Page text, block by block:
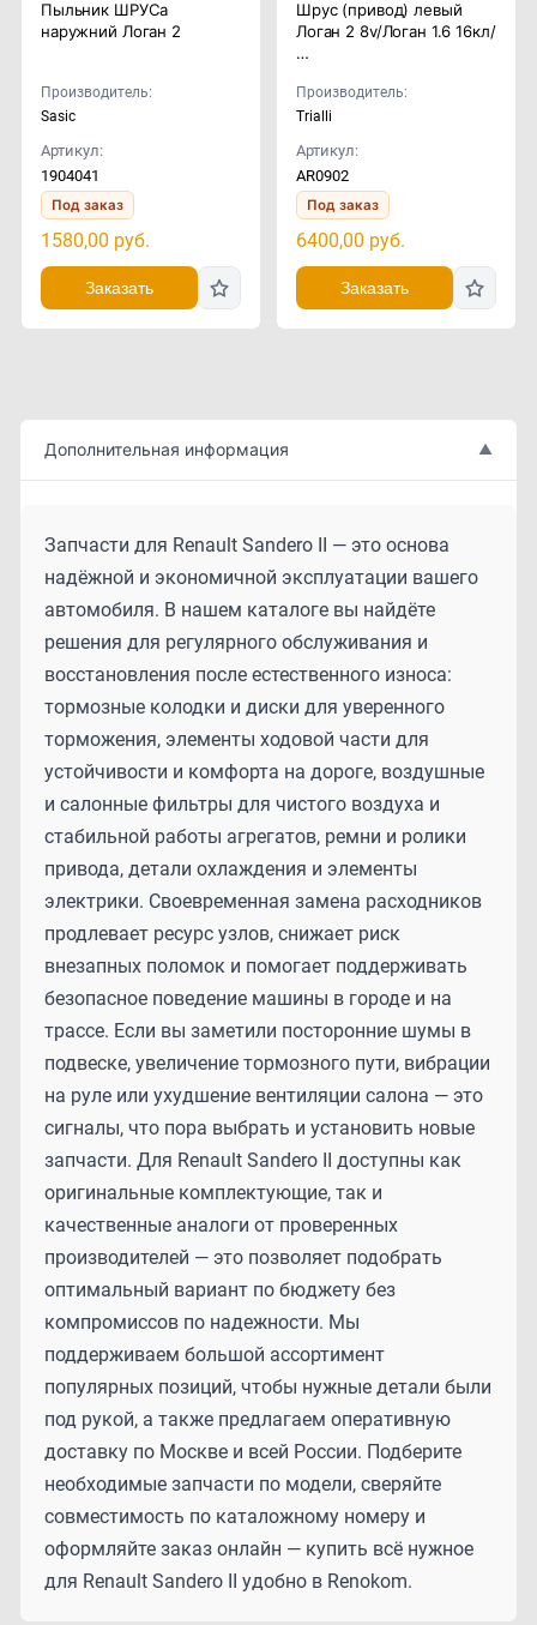
Пыльник ШРУСа
наружний Логан 2
Производитель:
Sasic
Артикул:
1904041
Под заказ
1580,00 руб.
Заказать
Шрус (привод) левый
Логан 2 8v/Логан 1.6 16кл/
…
Производитель:
Trialli
Артикул:
AR0902
Под заказ
6400,00 руб.
Заказать
Дополнительная информация ▲
Запчасти для Renault Sandero II — это основа
надёжной и экономичной эксплуатации вашего
автомобиля. В нашем каталоге вы найдёте
решения для регулярного обслуживания и
восстановления после естественного износа:
тормозные колодки и диски для уверенного
торможения, элементы ходовой части для
устойчивости и комфорта на дороге, воздушные
и салонные фильтры для чистого воздуха и
стабильной работы агрегатов, ремни и ролики
привода, детали охлаждения и элементы
электрики. Своевременная замена расходников
продлевает ресурс узлов, снижает риск
внезапных поломок и помогает поддерживать
безопасное поведение машины в городе и на
трассе. Если вы заметили посторонние шумы в
подвеске, увеличение тормозного пути, вибрации
на руле или ухудшение вентиляции салона — это
сигналы, что пора выбрать и установить новые
запчасти. Для Renault Sandero II доступны как
оригинальные комплектующие, так и
качественные аналоги от проверенных
производителей — это позволяет подобрать
оптимальный вариант по бюджету без
компромиссов по надежности. Мы
поддерживаем большой ассортимент
популярных позиций, чтобы нужные детали были
под рукой, а также предлагаем оперативную
доставку по Москве и всей России. Подберите
необходимые запчасти по модели, сверяйте
совместимость по каталожному номеру и
оформляйте заказ онлайн — купить всё нужное
для Renault Sandero II удобно в Renokom.